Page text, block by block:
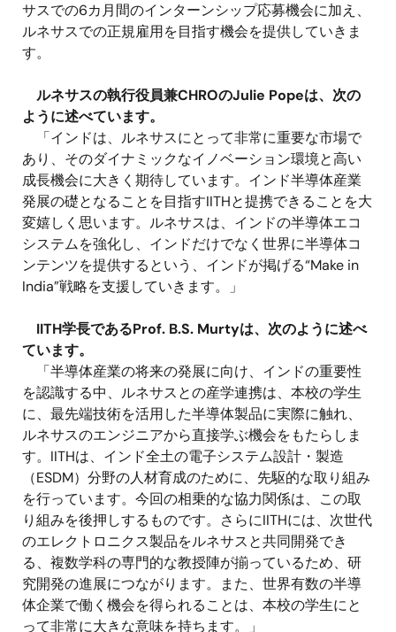
サスでの6カ月間のインターンシップ応募機会に加え、
ルネサスでの正規雇用を目指す機会を提供していきま
す。
ルネサスの執行役員兼CHROのJulie Popeは、次の
ように述べています。
「インドは、ルネサスにとって非常に重要な市場で
あり、そのダイナミックなイノベーション環境と高い
成長機会に大きく期待しています。インド半導体産業
発展の礎となることを目指すIITHと提携できることを大
変嬉しく思います。ルネサスは、インドの半導体エコ
システムを強化し、インドだけでなく世界に半導体コ
ンテンツを提供するという、インドが掲げる“Make in
India”戦略を支援していきます。」
IITH学長であるProf. B.S. Murtyは、次のように述べ
ています。
「半導体産業の将来の発展に向け、インドの重要性
を認識する中、ルネサスとの産学連携は、本校の学生
に、最先端技術を活用した半導体製品に実際に触れ、
ルネサスのエンジニアから直接学ぶ機会をもたらしま
す。 IITHは、インド全土の電子システム設計・製造
（ESDM）分野の人材育成のために、先駆的な取り組み
を行っています。今回の相乗的な協力関係は、この取
り組みを後押しするものです。さらにIITHには、次世代
のエレクトロニクス製品をルネサスと共同開発でき
る、複数学科の専門的な教授陣が揃っているため、研
究開発の進展につながります。また、世界有数の半導
体企業で働く機会を得られることは、本校の学生にと
って非常に大きな意味を持ちます。」